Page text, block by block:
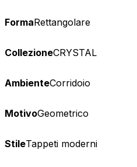
FormaRettangolare
CollezioneCRYSTAL
AmbienteCorridoio
MotivoGeometrico
StileTappeti moderni